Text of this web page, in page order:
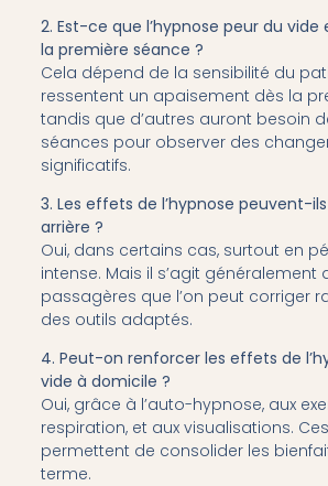
2. Est-ce que l’hypnose peur du
la première séance ?
Cela dépend de la sensibilité du
ressentent un apaisement dès la
tandis que d’autres auront besoin
séances pour observer des
significatifs.
3. Les effets de l’hypnose peuvent-
arrière ?
Oui, dans certains cas, surtout en
intense. Mais il s’agit généralement
passagères que l’on peut corriger
des outils adaptés.
4. Peut-on renforcer les effets de
vide à domicile ?
Oui, grâce à l’auto-hypnose, aux
respiration, et aux visualisations.
permettent de consolider les
terme.